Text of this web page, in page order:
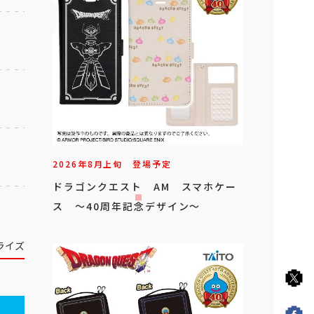
イズ
2026年8月上旬 登場予定
ドラゴンクエスト AM スマホケー
ス ～40周年記念デザイン～